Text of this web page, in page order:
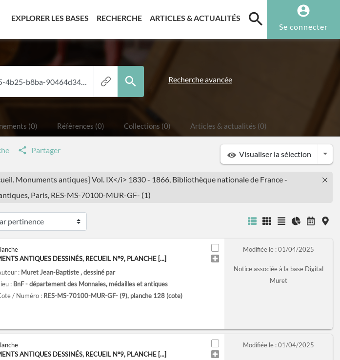
EXPLORER LES BASES (CURRENT)
RECHERCHE(CURRENT)
ARTICLES & ACTUALITÉS (CURRENT)
Se connecter
Recherche avancée
(0) Références (0) Collections (0) Articles & actualités (0)
Partager Visualiser la sélection
Monuments antiques] Vol. IX</i> 1830 - 1866, Bibliothèque nationale de France -
Paris, RES-MS-70100-MUR-GF- (1)
ANTIQUES DESSINÉS, RECUEIL N°9, PLANCHE [...]
: Muret Jean-Baptiste, dessiné par
: BnF - département des Monnaies, médailles et antiques
/ Numéro : RES-MS-70100-MUR-GF- (9), planche 128 (cote)
Modifiée le : 01/04/2025
Notice associée à la base Digital
Muret
ANTIQUES DESSINÉS, RECUEIL N°9, PLANCHE [...]
Modifiée le : 01/04/2025